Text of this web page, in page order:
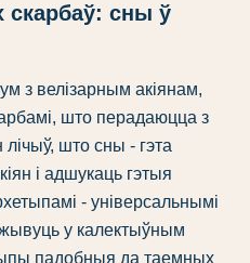
сны ў
з велізарным акіянам,
што перадаюцца з
што сны - гэта
і адшукаць гэтыя
- універсальнымі
у калектыўным
падобныя да таемных